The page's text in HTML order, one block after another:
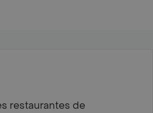
restaurantes de